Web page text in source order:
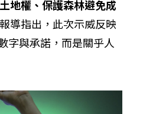
地權、保護森林避免成
導指出，此次示威反映
字與承諾，而是關乎人